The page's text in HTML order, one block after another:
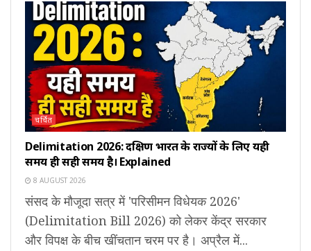
चर्चित
Delimitation 2026: दक्षिण भारत के राज्यों के लिए यही
समय ही सही समय है। Explained
8 AUGUST 2026
संसद के मौजूदा सत्र में 'परिसीमन विधेयक 2026'
(Delimitation Bill 2026) को लेकर केंद्र सरकार
और विपक्ष के बीच खींचतान चरम पर है। अप्रैल में...